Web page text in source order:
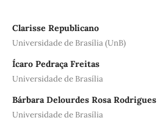
Clarisse Republicano
Universidade de Brasília (UnB)
Ícaro Pedraça Freitas
Universidade de Brasília
Bárbara Delourdes Rosa Rodrigues
Universidade de Brasília